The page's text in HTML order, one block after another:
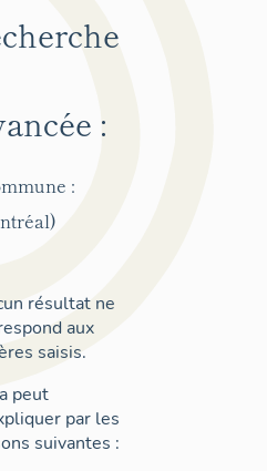
:
:
résultat ne
aux
saisis.
peut
par les
suivantes :